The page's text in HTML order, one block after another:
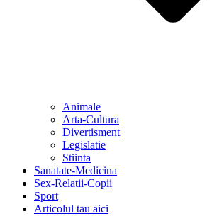
Animale
Arta-Cultura
Divertisment
Legislatie
Stiinta
Sanatate-Medicina
Sex-Relatii-Copii
Sport
Articolul tau aici